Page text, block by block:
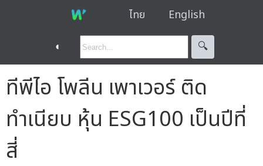
ไทย English
◐ 🔍︎
ทีพีไอ โพลีน เพาเวอร์ ติด
ทำเนียบ หุ้น ESG100 เป็นปีที่
สี่